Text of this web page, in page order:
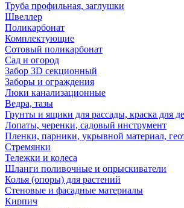
Труба профильная, заглушки
Швеллер
Поликарбонат
Комплектующие
Сотовый поликарбонат
Сад и огород
Забор 3D секционный
Заборы и ограждения
Люки канализационные
Ведра, тазы
Грунты и ящики для рассады, краска для
Лопаты, черенки, садовый инструмент
Пленки, парники, укрывной материал,
Стремянки
Тележки и колеса
Шланги поливочные и опрыскиватели
Колья (опоры) для растений
Стеновые и фасадные материалы
Кирпич